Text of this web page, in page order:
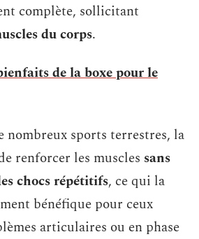
complète, sollicitant
du corps.
de la boxe pour le
nombreux sports terrestres, la
renforcer les muscles sans
chocs répétitifs, ce qui la
bénéfique pour ceux
articulaires ou en phase